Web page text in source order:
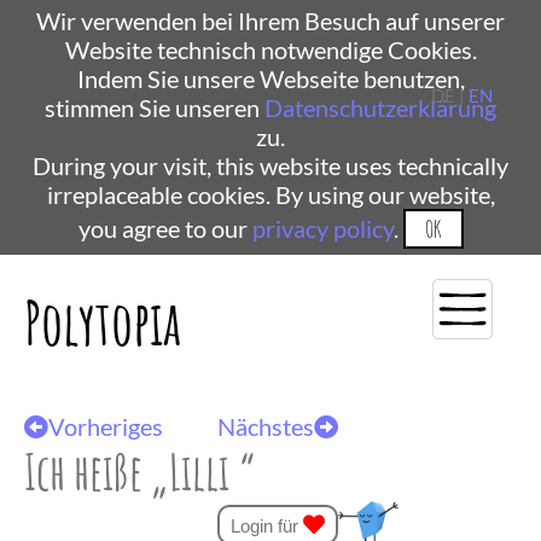
Wir verwenden bei Ihrem Besuch auf unserer
Website technisch notwendige Cookies.
Indem Sie unsere Webseite benutzen,
stimmen Sie unseren Datenschutzerklärung
zu.
During your visit, this website uses technically
irreplaceable cookies. By using our website,
you agree to our privacy policy. OK
Polytopia
DE | EN
Vorheriges Nächstes
Ich heiße „Lilli “
Login für